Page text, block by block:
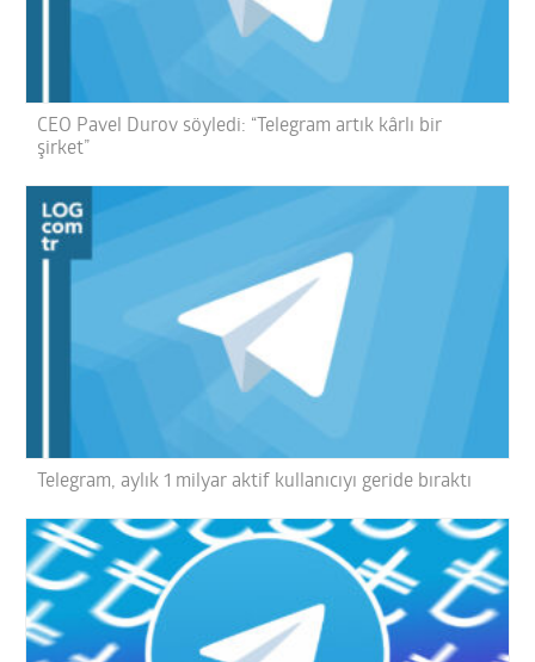
CEO Pavel Durov söyledi: “Telegram artık kârlı bir
şirket”
Telegram, aylık 1 milyar aktif kullanıcıyı geride bıraktı